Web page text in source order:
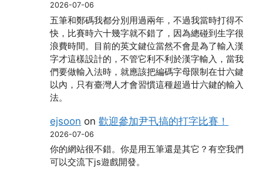
2026-07-06
五筆和鄭碼我都分別用過兩年，不過我當時打得不
快，比賽時六十幾字就不錯了，因為總碰到生字很
浪費時間。目前的英文鍵位當然不會是為了輸入漢
字才這樣設計的，不管它利不利於漢字輸入，當我
們要做輸入法時，就應該把編碼字母限制在廿六鍵
以內，只有臺灣人才會習慣這種超過廿六鍵的輸入
法。
ejsoon on歡迎參加尹卂搞的打字比賽！
2026-07-06
你的網站很不錯。你是用五筆還是其它？有空我們
可以交流下js遊戲開發。